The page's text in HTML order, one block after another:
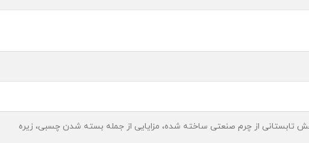
تابستانی از چرم صنعتی ساخته شده، مزایایی از جمله بسته شدن چسبی، زیره